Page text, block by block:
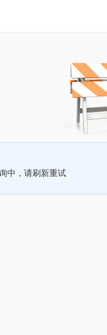
中，请刷新重试